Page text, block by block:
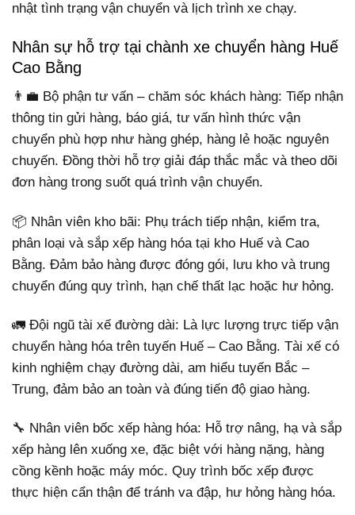
nhật tình trạng vận chuyển và lịch trình xe chạy.
Nhân sự hỗ trợ tại chành xe chuyển hàng Huế
Cao Bằng
👨‍💼 Bộ phận tư vấn – chăm sóc khách hàng: Tiếp nhận
thông tin gửi hàng, báo giá, tư vấn hình thức vận
chuyển phù hợp như hàng ghép, hàng lẻ hoặc nguyên
chuyến. Đồng thời hỗ trợ giải đáp thắc mắc và theo dõi
đơn hàng trong suốt quá trình vận chuyển.
📦 Nhân viên kho bãi: Phụ trách tiếp nhận, kiểm tra,
phân loại và sắp xếp hàng hóa tại kho Huế và Cao
Bằng. Đảm bảo hàng được đóng gói, lưu kho và trung
chuyển đúng quy trình, hạn chế thất lạc hoặc hư hỏng.
🚛 Đội ngũ tài xế đường dài: Là lực lượng trực tiếp vận
chuyển hàng hóa trên tuyến Huế – Cao Bằng. Tài xế có
kinh nghiệm chạy đường dài, am hiểu tuyến Bắc –
Trung, đảm bảo an toàn và đúng tiến độ giao hàng.
🔧 Nhân viên bốc xếp hàng hóa: Hỗ trợ nâng, hạ và sắp
xếp hàng lên xuống xe, đặc biệt với hàng nặng, hàng
cồng kềnh hoặc máy móc. Quy trình bốc xếp được
thực hiện cẩn thận để tránh va đập, hư hỏng hàng hóa.